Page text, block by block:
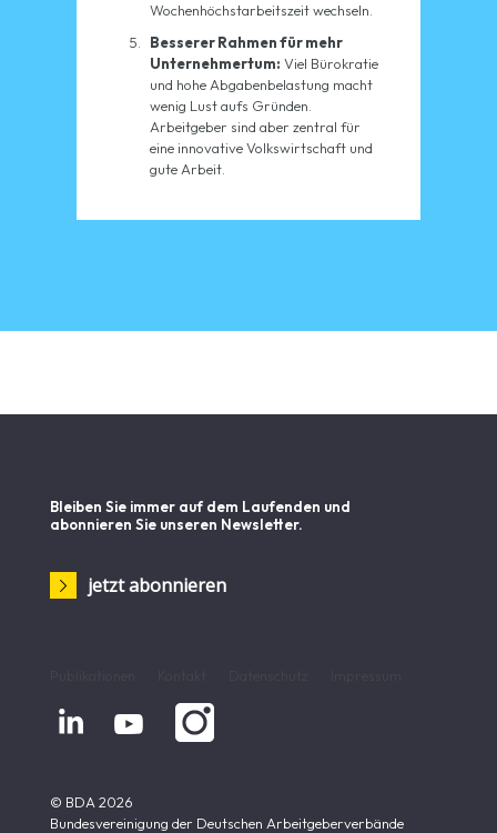
Wochenhöchstarbeitszeit wechseln.
Besserer Rahmen für mehr
Unternehmertum: Viel Bürokratie
und hohe Abgabenbelastung macht
wenig Lust aufs Gründen.
Arbeitgeber sind aber zentral für
eine innovative Volkswirtschaft und
gute Arbeit.
Bleiben Sie immer auf dem Laufenden und
abonnieren Sie unseren Newsletter.
jetzt abonnieren
 
© BDA 2026
Bundesvereinigung der Deutschen Arbeitgeberverbände